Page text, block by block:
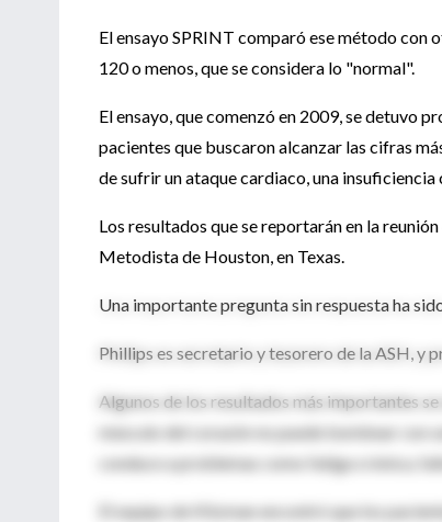
El ensayo SPRINT comparó ese método con
120 o menos, que se considera lo "normal".
El ensayo, que comenzó en 2009, se detuvo
pacientes que buscaron alcanzar las cifras
de sufrir un ataque cardiaco, una
Los resultados que se reportarán en la
Metodista de Houston, en Texas.
Una importante pregunta sin respuesta ha
Phillips es secretario y tesorero de la ASH, y
Algunos de los resultados más importantes
músculo del corazón no puede bombear con
conduce a problemas como fatiga crónica,
El equipo de Kitzman encontró que los